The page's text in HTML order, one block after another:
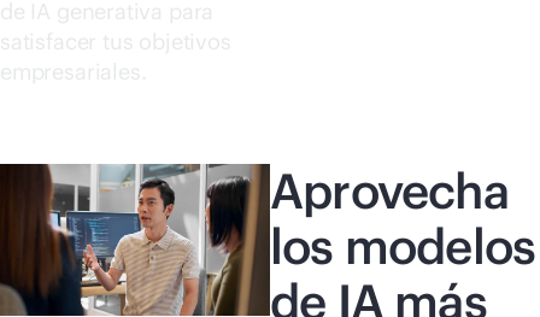
de IA generativa para
satisfacer tus objetivos
empresariales.
Aprovecha
los modelos
de IA más